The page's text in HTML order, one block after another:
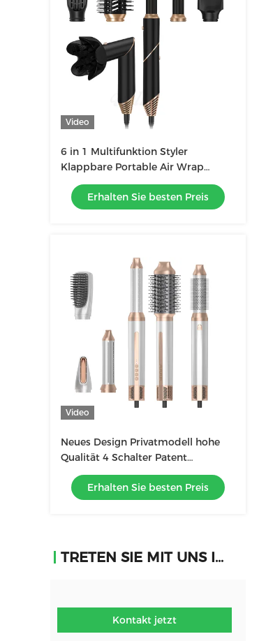
Video
6 in 1 Multifunktion Styler
Klappbare Portable Air Wrap
Curling Neues Design Reisen
Heißluftbürste Kamm
Erhalten Sie besten Preis
Video
Neues Design Privatmodell hohe
Qualität 4 Schalter Patent
Haartrockner Multifunktion
HaarstillerErhalten Sie besten Preis
TRETEN SIE MIT UNS IN VERBINDUNG
Kontakt jetzt